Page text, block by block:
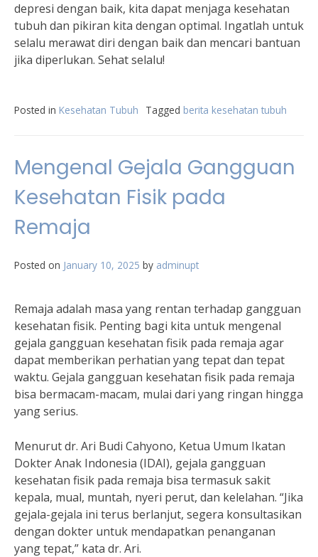
depresi dengan baik, kita dapat menjaga kesehatan
tubuh dan pikiran kita dengan optimal. Ingatlah untuk
selalu merawat diri dengan baik dan mencari bantuan
jika diperlukan. Sehat selalu!
Posted in Kesehatan Tubuh Tagged berita kesehatan tubuh
Mengenal Gejala Gangguan
Kesehatan Fisik pada
Remaja
Posted on January 10, 2025 by adminupt
Remaja adalah masa yang rentan terhadap gangguan
kesehatan fisik. Penting bagi kita untuk mengenal
gejala gangguan kesehatan fisik pada remaja agar
dapat memberikan perhatian yang tepat dan tepat
waktu. Gejala gangguan kesehatan fisik pada remaja
bisa bermacam-macam, mulai dari yang ringan hingga
yang serius.
Menurut dr. Ari Budi Cahyono, Ketua Umum Ikatan
Dokter Anak Indonesia (IDAI), gejala gangguan
kesehatan fisik pada remaja bisa termasuk sakit
kepala, mual, muntah, nyeri perut, dan kelelahan. “Jika
gejala-gejala ini terus berlanjut, segera konsultasikan
dengan dokter untuk mendapatkan penanganan
yang tepat,” kata dr. Ari.